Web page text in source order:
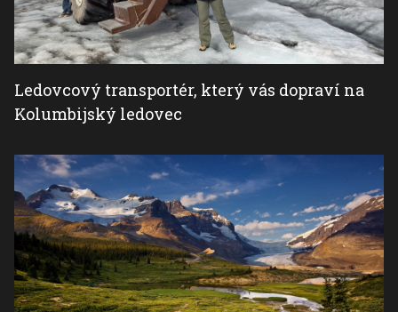
Ledovcový transportér, který vás dopraví na
Kolumbijský ledovec